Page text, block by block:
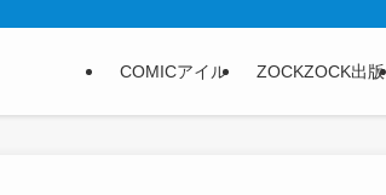
COMICアイル ZOCKZOCK出版